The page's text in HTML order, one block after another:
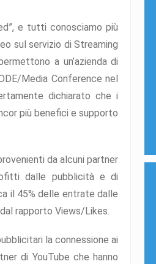
e tutti conosciamo più
sul servizio di Streaming
a un’azienda di
Media Conference nel
dichiarato che i
più benefici e supporto
da alcuni partner
dalle pubblicità e di
il 45% delle entrate dalle
rapporto Views/Likes.
la connessione ai
di YouTube che hanno